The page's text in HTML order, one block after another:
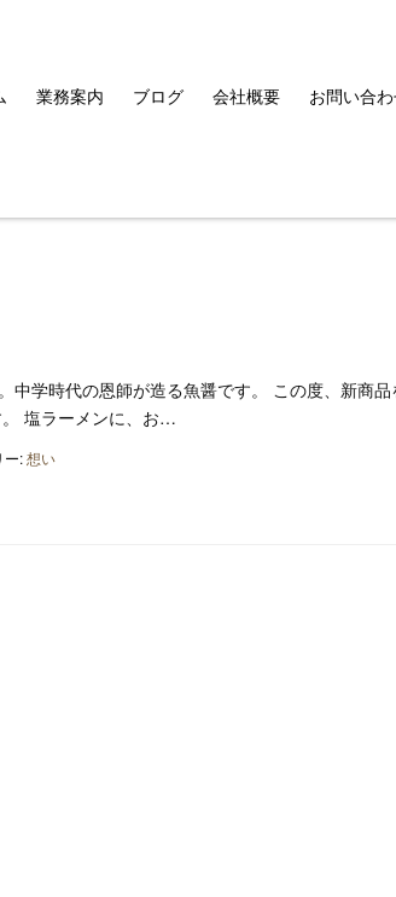
業務案内 ブログ 会社概要 お問い合
中学時代の恩師が造る魚醤です。 この度、新商品
。 塩ラーメンに、お…
ー:想い